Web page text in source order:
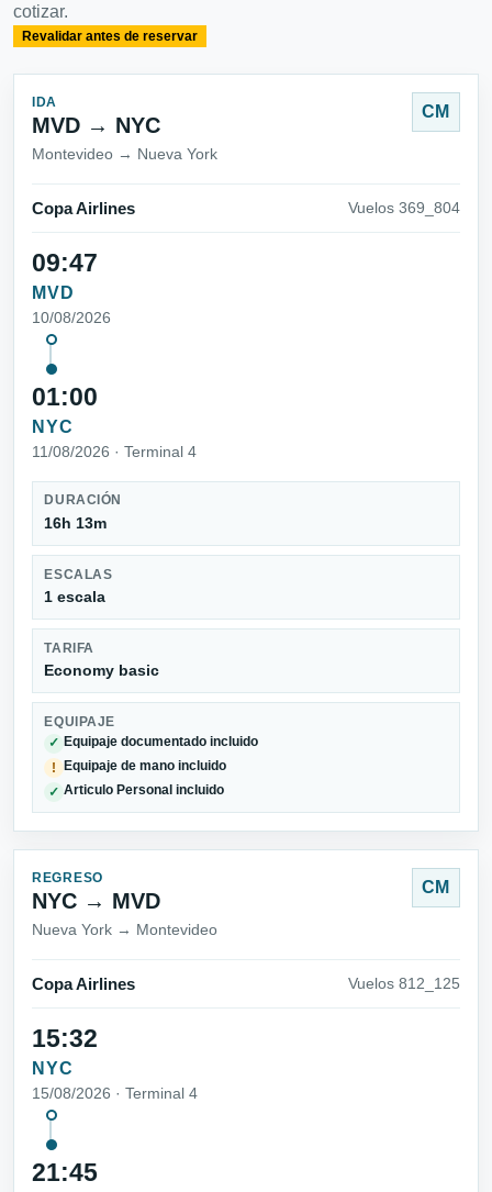
cotizar.
Revalidar antes de reservar
IDA
MVD → NYC
Montevideo → Nueva York
CM
Copa Airlines Vuelos 369_804
09:47
MVD
10/08/2026
01:00
NYC
11/08/2026 · Terminal 4
DURACIÓN
16h 13m
ESCALAS
1 escala
TARIFA
Economy basic
EQUIPAJE
✓ Equipaje documentado incluido
! Equipaje de mano incluido
✓ Articulo Personal incluido
REGRESO
NYC → MVD
Nueva York → Montevideo
CM
Copa Airlines Vuelos 812_125
15:32
NYC
15/08/2026 · Terminal 4
21:45